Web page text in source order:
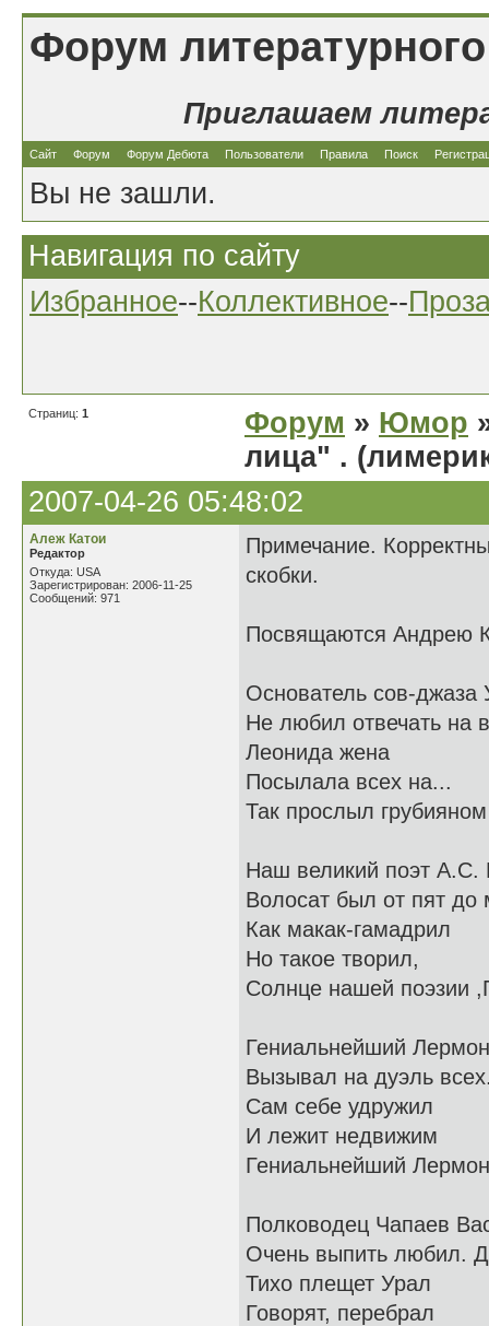
Форум
Приглашаем
Сайт Форум Форум Дебюта Пользователи Правила Поиск
Вы не зашли.
Навигация по сайту
Избранное--Коллективное--
Страниц: 1 Форум » Юмор
лица" .
2007-04-26 05:48:02
Алеж Катои
Редактор
Откуда: USA
Зарегистрирован: 2006-11-25
Сообщений: 971
Примечание.
скобки.
Посвящаются Андрею
Основатель сов-джаза
Не любил отвечать на
Леонида жена
Посылала всех на...
Так прослыл
Наш великий поэт А.С.
Волосат был от пят до
Как макак-гамадрил
Но такое творил,
Солнце нашей поэзии
Гениальнейший
Вызывал на дуэль
Сам себе удружил
И лежит недвижим
Гениальнейший
Полководец Чапаев
Очень выпить любил.
Тихо плещет Урал
Говорят, перебрал